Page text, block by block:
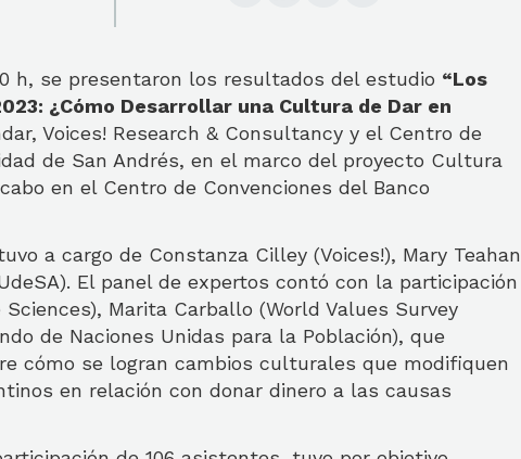
h, se presentaron los resultados del estudio “Los
¿Cómo Desarrollar una Cultura de Dar en
Voices! Research & Consultancy y el Centro de
de San Andrés, en el marco del proyecto Cultura
en el Centro de Convenciones del Banco
a cargo de Constanza Cilley (Voices!), Mary Teahan
El panel de expertos contó con la participación
Marita Carballo (World Values Survey
de Naciones Unidas para la Población), que
cómo se logran cambios culturales que modifiquen
en relación con donar dinero a las causas